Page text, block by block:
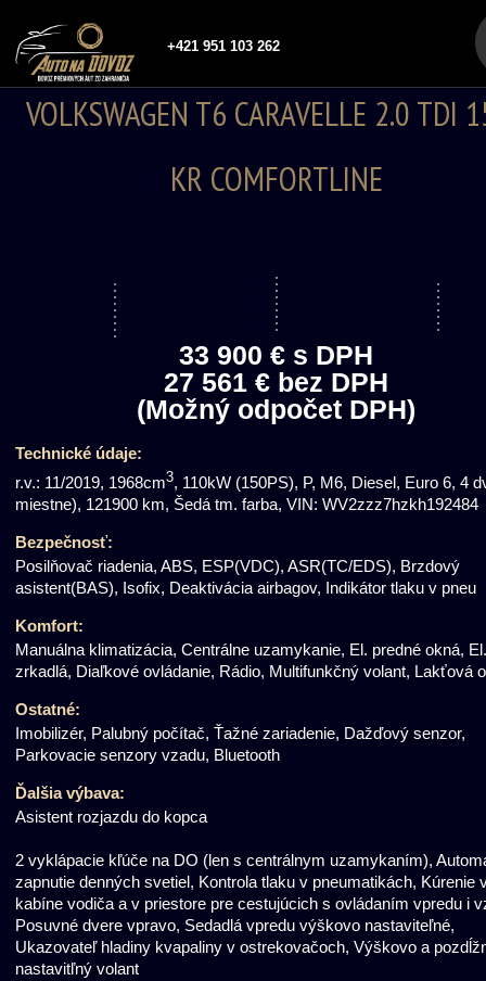
+421 951 103 262
VOLKSWAGEN T6 CARAVELLE 2.0 TDI
KR COMFORTLINE
33 900 € s DPH
27 561 € bez DPH
(Možný odpočet DPH)
Technické údaje:
r.v.: 11/2019, 1968cm3, 110kW (150PS), P, M6, Diesel, Euro 6, 4
miestne), 121900 km, Šedá tm. farba, VIN: WV2zzz7hzkh192484
Bezpečnosť:
Posilňovač riadenia, ABS, ESP(VDC), ASR(TC/EDS), Brzdový
asistent(BAS), Isofix, Deaktivácia airbagov, Indikátor tlaku v pneu
Komfort:
Manuálna klimatizácia, Centrálne uzamykanie, El. predné okná, El.
zrkadlá, Diaľkové ovládanie, Rádio, Multifunkčný volant, Lakťová
Ostatné:
Imobilizér, Palubný počítač, Ťažné zariadenie, Dažďový senzor,
Parkovacie senzory vzadu, Bluetooth
Ďalšia výbava:
Asistent rozjazdu do kopca
2 vyklápacie kľúče na DO (len s centrálnym uzamykaním),
zapnutie denných svetiel, Kontrola tlaku v pneumatikách, Kúrenie
kabíne vodiča a v priestore pre cestujúcich s ovládaním vpredu i
Posuvné dvere vpravo, Sedadlá vpredu výškovo nastaviteľné,
Ukazovateľ hladiny kvapaliny v ostrekovačoch, Výškovo a
nastavitľný volant